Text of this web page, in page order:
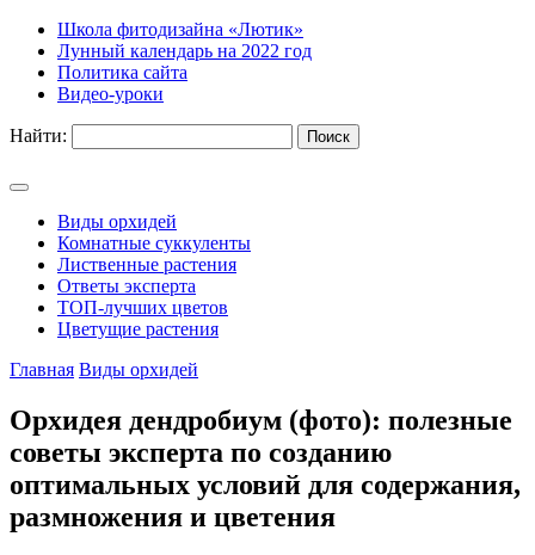
Школа фитодизайна «Лютик»
Лунный календарь на 2022 год
Политика сайта
Видео-уроки
Найти:
Виды орхидей
Комнатные суккуленты
Лиственные растения
Ответы эксперта
ТОП-лучших цветов
Цветущие растения
Главная Виды орхидей
Орхидея дендробиум (фото): полезные
советы эксперта по созданию
оптимальных условий для содержания,
размножения и цветения